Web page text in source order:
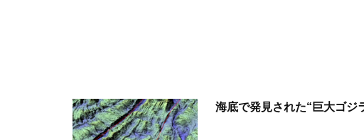
海底で発見された“巨大ゴジ